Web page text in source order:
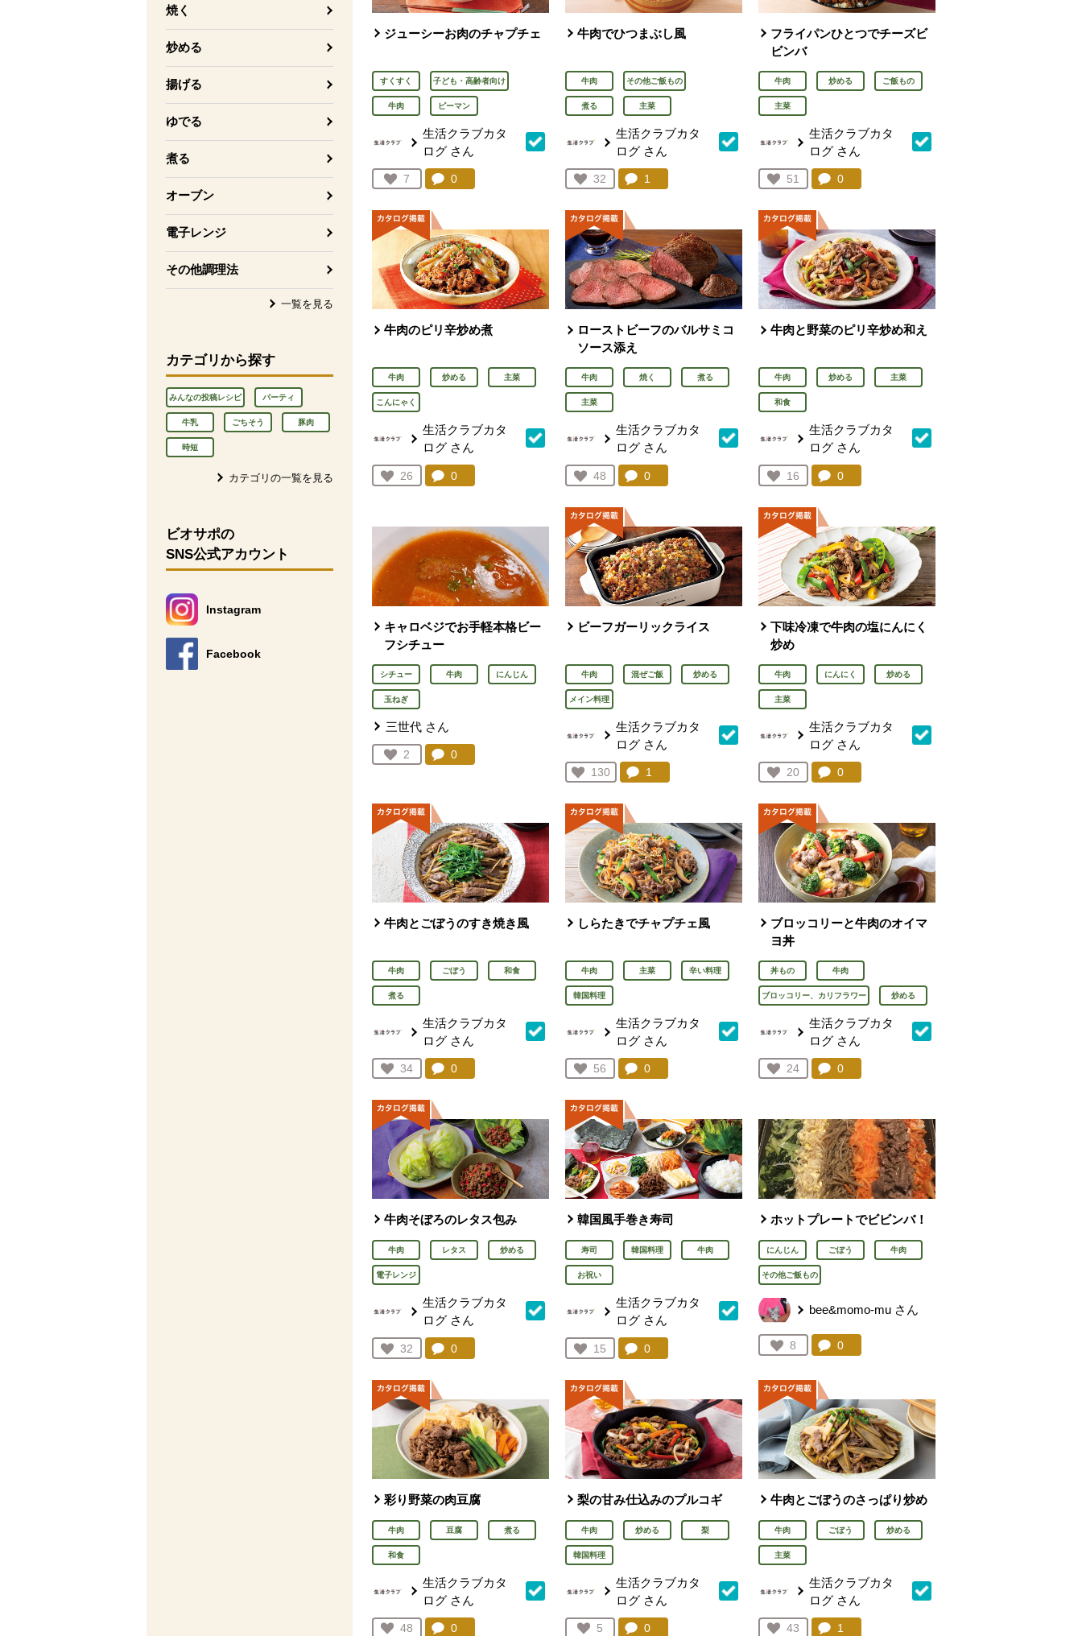
焼く
炒める
揚げる
ゆでる
煮る
オーブン
電子レンジ
その他調理法
一覧を見る
カテゴリから探す
みんなの投稿レシピ パーティ
牛乳 ごちそう 豚肉
時短
カテゴリの一覧を見る
ビオサポの
SNS公式アカウント
Instagram
別のウィンドウで開きます。
Facebook
別のウィンドウで開きます。
ジューシーお肉のチャプチェ
すくすく 子ども・高齢者向け
牛肉 ピーマン
生活クラブカタ
ログ さん
お気に入り登録：
7
人が登録
コメント：
0
牛肉でひつまぶし風
牛肉 その他ご飯もの
煮る 主菜
生活クラブカタ
ログ さん
お気に入り登録：
32
人が登録
コメント：
1件。コメントを見る。
フライパンひとつでチーズビ
ビンバ
牛肉 炒める ご飯もの
主菜
生活クラブカタ
ログ さん
お気に入り登録：
51
人が登録
コメント：
0件。コメントを見る。
牛肉のピリ辛炒め煮
牛肉 炒める 主菜
こんにゃく
生活クラブカタ
ログ さん
お気に入り登録：
26
人が登録
コメント：
0
ローストビーフのバルサミコ
ソース添え
牛肉 焼く 煮る
主菜
生活クラブカタ
ログ さん
お気に入り登録：
48
人が登録
コメント：
0件。コメントを見る。
牛肉と野菜のピリ辛炒め和え
牛肉 炒める 主菜
和食
生活クラブカタ
ログ さん
お気に入り登録：
16
人が登録
コメント：
0件。コメントを見る。
キャロベジでお手軽本格ビー
フシチュー
シチュー 牛肉 にんじん
玉ねぎ
三世代 さん
お気に入り登録：
2
人が登録
コメント：
0
ビーフガーリックライス
牛肉 混ぜご飯 炒める
メイン料理
生活クラブカタ
ログ さん
お気に入り登録：
130
人が登録
コメント：
1
下味冷凍で牛肉の塩にんにく
炒め
牛肉 にんにく 炒める
主菜
生活クラブカタ
ログ さん
お気に入り登録：
20
人が登録
コメント：
0件。コメントを見る。
牛肉とごぼうのすき焼き風
牛肉 ごぼう 和食
煮る
生活クラブカタ
ログ さん
お気に入り登録：
34
人が登録
コメント：
0
しらたきでチャプチェ風
牛肉 主菜 辛い料理
韓国料理
生活クラブカタ
ログ さん
お気に入り登録：
56
人が登録
コメント：
0件。コメントを見る。
ブロッコリーと牛肉のオイマ
ヨ丼
丼もの 牛肉
ブロッコリー、カリフラワー 炒める
生活クラブカタ
ログ さん
お気に入り登録：
24
人が登録
コメント：
0件。コメントを見る。
牛肉そぼろのレタス包み
牛肉 レタス 炒める
電子レンジ
生活クラブカタ
ログ さん
お気に入り登録：
32
人が登録
コメント：
0
韓国風手巻き寿司
寿司 韓国料理 牛肉
お祝い
生活クラブカタ
ログ さん
お気に入り登録：
15
人が登録
コメント：
0件。コメントを見る。
ホットプレートでビビンバ！
にんじん ごぼう 牛肉
その他ご飯もの
bee&momo-mu さん
お気に入り登録：
8
人が登録
コメント：
0件。コメントを見る。
彩り野菜の肉豆腐
牛肉 豆腐 煮る
和食
生活クラブカタ
ログ さん
お気に入り登録：
48
コメント：
0
梨の甘み仕込みのプルコギ
牛肉 炒める 梨
韓国料理
生活クラブカタ
ログ さん
お気に入り登録：
5
コメント：
0件。コメントを見る。
牛肉とごぼうのさっぱり炒め
牛肉 ごぼう 炒める
主菜
生活クラブカタ
ログ さん
お気に入り登録：
43
コメント：
1